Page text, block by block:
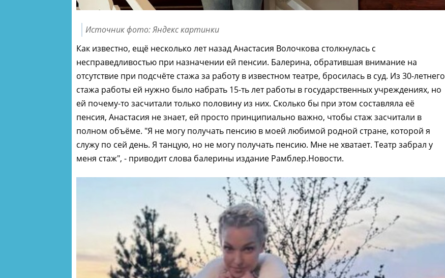
Источник фото: Яндекс картинки
Как известно, ещё несколько лет назад Анастасия Волочкова столкнулась с
несправедливостью при назначении ей пенсии. Балерина, обратившая внимание на
отсутствие при подсчёте стажа за работу в известном театре, бросилась в суд. Из 30-летнего
стажа работы ей нужно было набрать 15-ть лет работы в государственных учреждениях, но
ей почему-то засчитали только половину из них. Сколько бы при этом составляла её
пенсия, Анастасия не знает, ей просто принципиально важно, чтобы стаж засчитали в
полном объёме. "Я не могу получать пенсию в моей любимой родной стране, которой я
служу по сей день. Я танцую, но не могу получать пенсию. Мне не хватает. Театр забрал у
меня стаж", - приводит слова балерины издание Рамблер.Новости.